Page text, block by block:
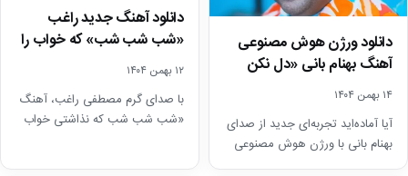
دانلود ورژن هوش مصنوعی
آهنگ بهنام بانی «دل نکن
آخه دلم به…
۱۴ بهمن ۱۴۰۴
آیا آماده‌اید تجربه‌ای جدید از صدای
بهنام بانی با ورژن هوش مصنوعی
آهنگ «دل نکن آخه دلم به…
دانلود آهنگ جدید راغب
«شب شب شب» که خواب را
از چشمان…
۱۲ بهمن ۱۴۰۴
با صدای گرم مصطفی راغب، آهنگ
«شب شب شب که نذاشتی خواب